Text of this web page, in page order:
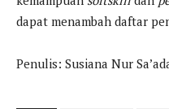
dapat menambah daftar
Penulis: Susiana Nur